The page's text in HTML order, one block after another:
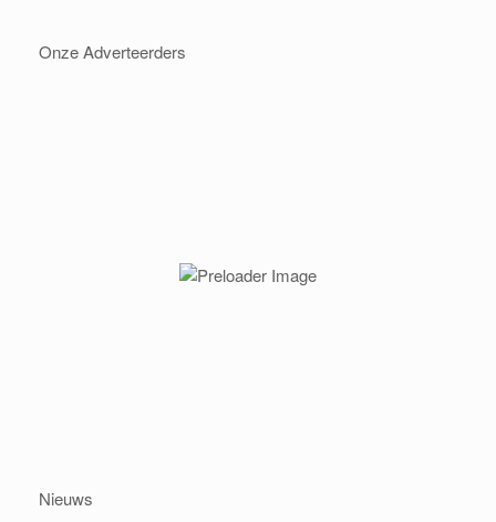
Onze Adverteerders
Nieuws